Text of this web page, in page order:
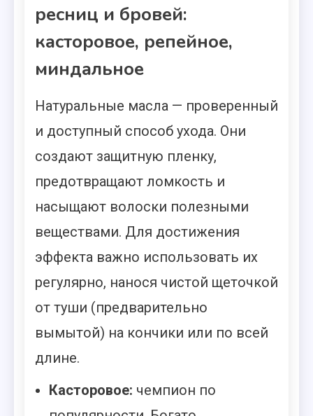
ресниц и бровей:
касторовое, репейное,
миндальное
Натуральные масла — проверенный
и доступный способ ухода. Они
создают защитную пленку,
предотвращают ломкость и
насыщают волоски полезными
веществами. Для достижения
эффекта важно использовать их
регулярно, нанося чистой щеточкой
от туши (предварительно
вымытой) на кончики или по всей
длине.
Касторовое: чемпион по